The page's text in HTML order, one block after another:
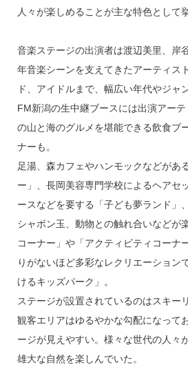
人々が楽しめることが主な特色として
音楽ステージの出演者は渡辺美里、岸
年音楽シーンを支えてきたアーティス
ド、アイドルまで、幅広い年代やジャ
FM新潟の生中継ブースには出演アー
の山と海のグルメを堪能できる飲食ブ
ナーも。
足湯、森カフェやハンモックなどがあ
ー」、長岡美容専門学校によるヘアセ
ースなどを要する「子ども夢ランド」
シャボン玉、動物との触れ合いなどが
コーナー」や「アクティビティコーナ
りがないほど多彩なレクリエーション
けるキッズパーク」。
ステージが設置されているのはスキー
観客エリアはゆるやかな勾配になって
ージが見えやすい。様々な世代の人々
雄大な自然を楽しんでいた。